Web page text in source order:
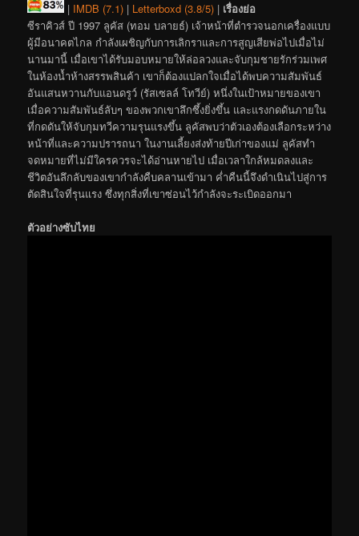
| IMDB (7.1) | Letterboxd (3.8/5) | เรื่องย่อ
ซีราคิวส์ ปี 1997 ลูคัส (ทอม บลายธ์) เจ้าหน้าที่ตำรวจนอกเครื่องแบบ
ผู้มีอนาคตไกล กำลังเผชิญกับการเลิกราและการสูญเสียพ่อไปเมื่อไม่
นานมานี้ เมื่อเขาได้รับมอบหมายให้ล่อลวงและจับกุมชายรักร่วมเพศ
ในห้องน้ำห้างสรรพสินค้า เขาก็ต้องแปลกใจเมื่อได้พบความสัมพันธ์
อันแสนหวานกับแอนดรูว์ (รัสเซลล์ โทวีย์) หนึ่งในเป้าหมายของเขา
เมื่อความสัมพันธ์ลับๆ ของพวกเขาลึกซึ้งยิ่งขึ้น และแรงกดดันภายใน
ที่กดดันให้จับกุมทวีความรุนแรงขึ้น ลูคัสพบว่าตัวเองต้องเลือกระหว่าง
หน้าที่และความปรารถนา ในงานเลี้ยงส่งท้ายปีเก่าของแม่ ลูคัสทำ
จดหมายที่ไม่มีใครควรจะได้อ่านหายไป เมื่อเวลาใกล้หมดลงและ
ชีวิตอันลึกลับของเขากำลังคืบคลานเข้ามา ค่ำคืนนี้จึงดำเนินไปสู่การ
ตัดสินใจที่รุนแรง ซึ่งทุกสิ่งที่เขาซ่อนไว้กำลังจะระเบิดออกมา
ตัวอย่างซับไทย